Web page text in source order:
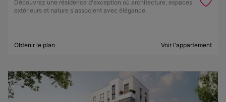
Découvrez une résidence d'exception où architecture, espaces
extérieurs et nature s'associent avec élégance.
Obtenir le plan Voir l'appartement